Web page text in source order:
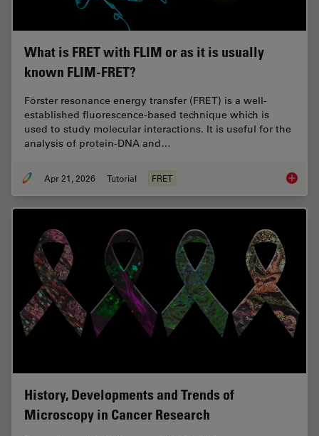
What is FRET with FLIM or as it is usually
known FLIM-FRET?
Förster resonance energy transfer (FRET) is a well-
established fluorescence-based technique which is
used to study molecular interactions. It is useful for the
analysis of protein-DNA and…
Apr 21, 2026 Tutorial FRET What is
History, Developments and Trends of
Microscopy in Cancer Research